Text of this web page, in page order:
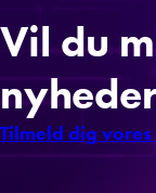
Vil du
Tilmeld dig